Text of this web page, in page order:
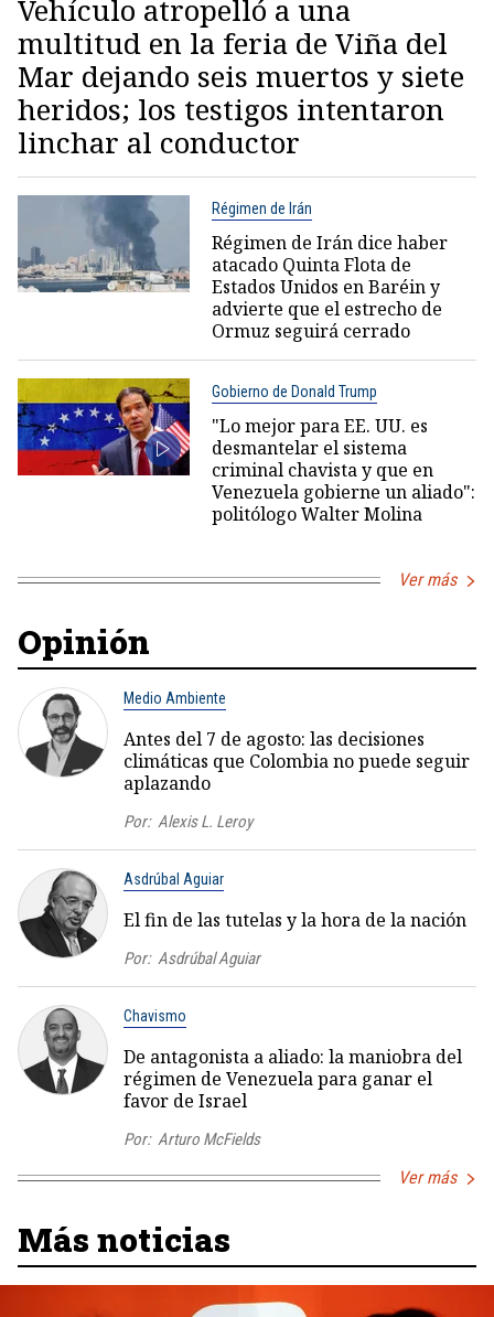
Vehículo atropelló a una
multitud en la feria de Viña del
Mar dejando seis muertos y siete
heridos; los testigos intentaron
linchar al conductor
Régimen de Irán
Régimen de Irán dice haber
atacado Quinta Flota de
Estados Unidos en Baréin y
advierte que el estrecho de
Ormuz seguirá cerrado
Gobierno de Donald Trump
"Lo mejor para EE. UU. es
desmantelar el sistema
criminal chavista y que en
Venezuela gobierne un aliado":
politólogo Walter Molina
Ver más
Opinión
Medio Ambiente
Antes del 7 de agosto: las decisiones
climáticas que Colombia no puede seguir
aplazando
Por: Alexis L. Leroy
Asdrúbal Aguiar
El fin de las tutelas y la hora de la nación
Por: Asdrúbal Aguiar
Chavismo
De antagonista a aliado: la maniobra del
régimen de Venezuela para ganar el
favor de Israel
Por: Arturo McFields
Ver más
Más noticias